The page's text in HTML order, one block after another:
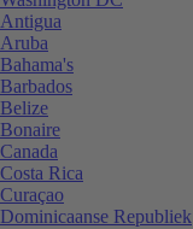
Antigua
Aruba
Bahama's
Barbados
Belize
Bonaire
Canada
Costa Rica
Curaçao
Dominicaanse Republiek